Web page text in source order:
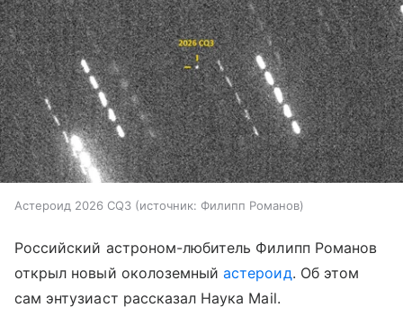
Астероид 2026 CQ3 источник: Филипп Романов
Российский астроном-любитель Филипп Романов
открыл новый околоземныйастероид. Об этом
сам энтузиаст рассказал Наука Mail.